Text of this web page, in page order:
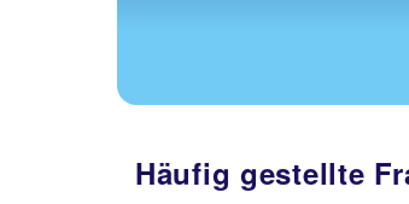
Häufig gestellte